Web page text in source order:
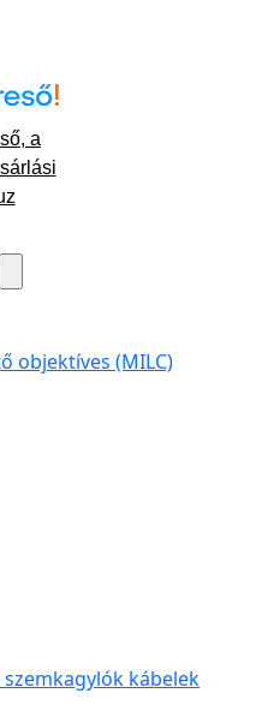
a
objektíves (MILC)
kábelek